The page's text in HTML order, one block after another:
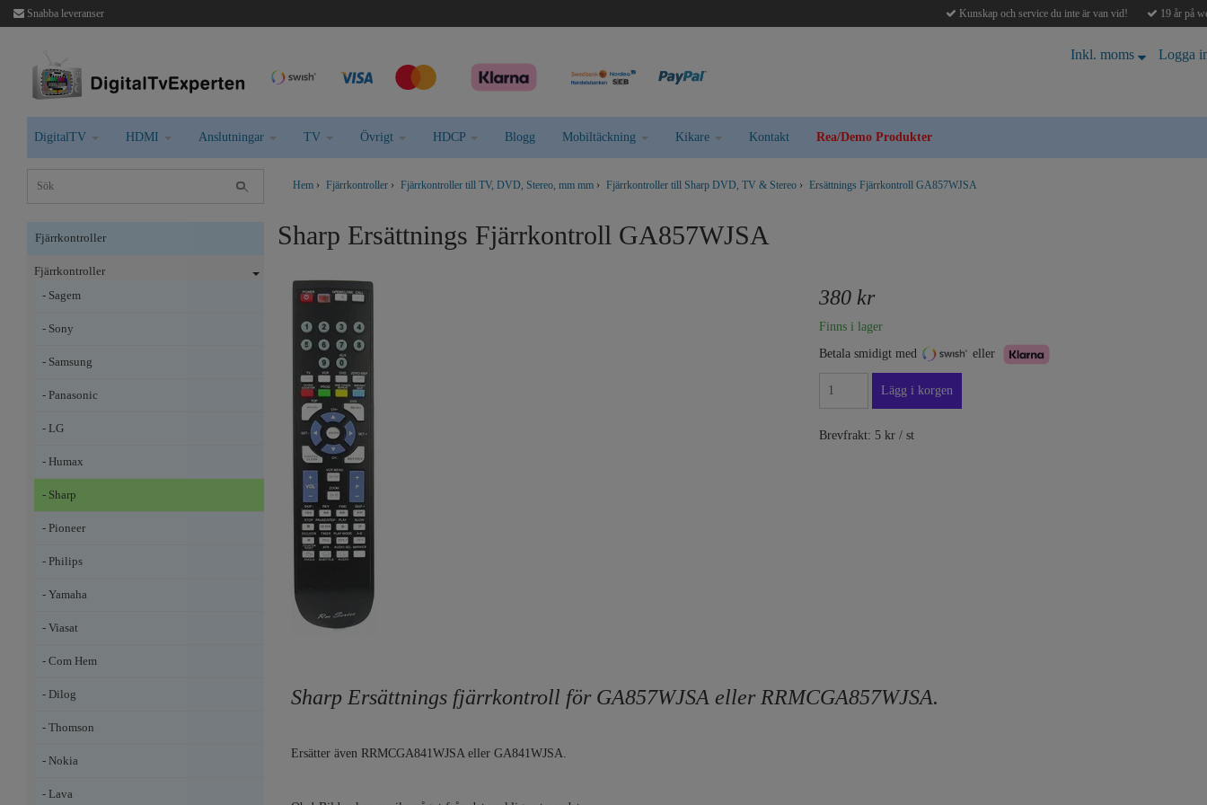
Snabba leveranser Kunskap och service du inte är van vid! 19 år på
Inkl. moms Logga
DigitalTV HDMI Anslutningar TV Övrigt HDCP Blogg Mobiltäckning Kikare Kontakt Rea/Demo Produkter
Fjärrkontroller
Fjärrkontroller
- Sagem
- Sony
- Samsung
- Panasonic
- LG
- Humax
- Sharp
- Pioneer
- Philips
- Yamaha
- Viasat
- Com Hem
- Dilog
- Thomson
- Nokia
- Lava
Hem › Fjärrkontroller › Fjärrkontroller till TV, DVD, Stereo, mm mm › Fjärrkontroller till Sharp DVD, TV & Stereo › Ersättnings Fjärrkontroll GA857WJSA
Sharp Ersättnings Fjärrkontroll GA857WJSA
380 kr
Finns i lager
Betala smidigt med
eller
Brevfrakt: 5 kr / st
Sharp Ersättnings fjärrkontroll för GA857WJSA eller RRMCGA857WJSA.
Ersätter även RRMCGA841WJSA eller GA841WJSA.